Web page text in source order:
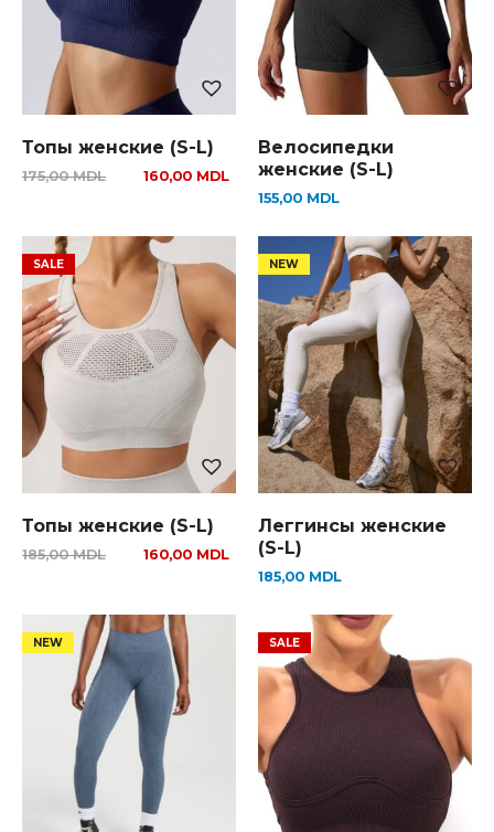
Топы женские (S-L)
175,00MDL 160,00 MDL
Велосипедки
женские (S-L)
155,00 MDL
Топы женские (S-L)
185,00MDL 160,00 MDL
Леггинсы женские
(S-L)
185,00 MDL